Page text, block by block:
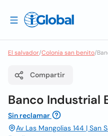
El salvador/Colonia san benito/
Compartir
Banco Industrial
Sin reclamar
Av Las Mangolias 144 | San